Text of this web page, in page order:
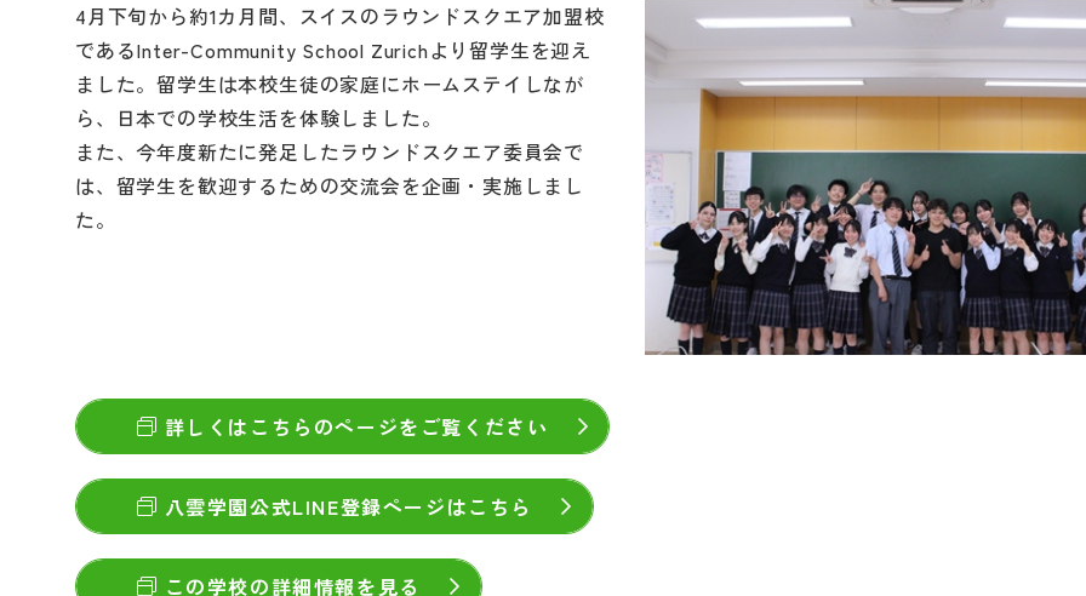
4月下旬から約1カ月間、スイスのラウンドスクエア加盟校
であるInter-Community School Zurichより留学生を迎え
ました。留学生は本校生徒の家庭にホームステイしなが
ら、日本での学校生活を体験しました。
また、今年度新たに発足したラウンドスクエア委員会で
は、留学生を歓迎するための交流会を企画・実施しまし
た。
詳しくはこちらのページをご覧ください
八雲学園公式LINE登録ページはこちら
この学校の詳細情報を見る